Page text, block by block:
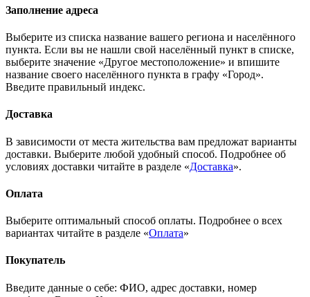
Заполнение адреса
Выберите из списка название вашего региона и населённого
пункта. Если вы не нашли свой населённый пункт в списке,
выберите значение «Другое местоположение» и впишите
название своего населённого пункта в графу «Город».
Введите правильный индекс.
Доставка
В зависимости от места жительства вам предложат варианты
доставки. Выберите любой удобный способ. Подробнее об
условиях доставки читайте в разделе «Доставка».
Оплата
Выберите оптимальный способ оплаты. Подробнее о всех
вариантах читайте в разделе «Оплата»
Покупатель
Введите данные о себе: ФИО, адрес доставки, номер